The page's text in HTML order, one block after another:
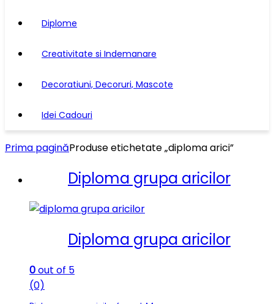
Diplome
Creativitate si Indemanare
Decoratiuni, Decoruri, Mascote
Idei Cadouri
Prima paginăProduse etichetate „diploma arici”
Diploma grupa aricilor
Diploma grupa aricilor
0out of 5
(0)